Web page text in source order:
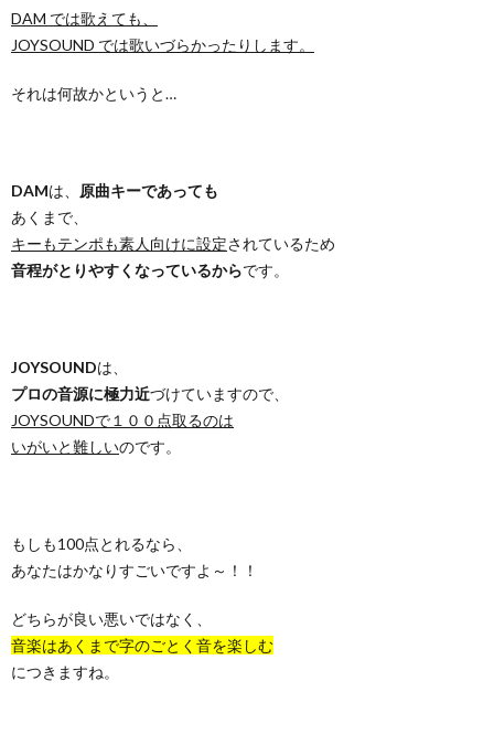
DAM では歌えても、
JOYSOUND では歌いづらかったりします。
それは何故かというと…
DAMは、 原曲キーであっても
あくまで、
キーもテンポも素人向けに設定されているため
音程がとりやすくなっているからです。
JOYSOUNDは、
プロの音源に極力近づけていますので、
JOYSOUNDで１００点取るのは
いがいと難しいのです。
もしも100点とれるなら、
あなたはかなりすごいですよ～！！
どちらが良い悪いではなく、
音楽はあくまで字のごとく音を楽しむ
につきますね。